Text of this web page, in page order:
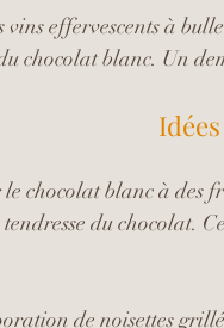
vins effervescents à
chocolat blanc. Un
le chocolat blanc à des
du chocolat.
de noisettes